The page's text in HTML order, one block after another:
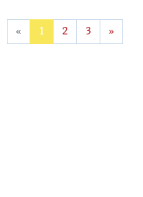
« 1 2 3 »